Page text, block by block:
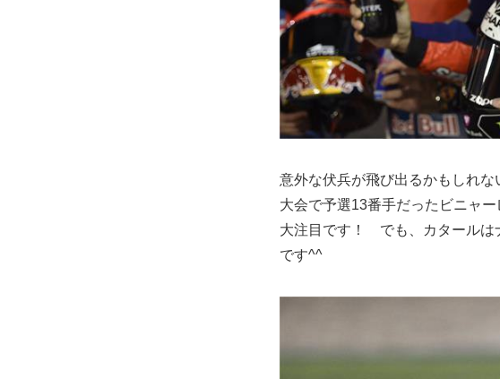
意外な伏兵が飛び出るかもしれ
大会で予選13番手だったビニャ
大注目です！ でも、カタールは
です^^